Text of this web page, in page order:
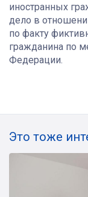
иностранных
дело в
по факту
гражданина по
Федерации.
Это тоже